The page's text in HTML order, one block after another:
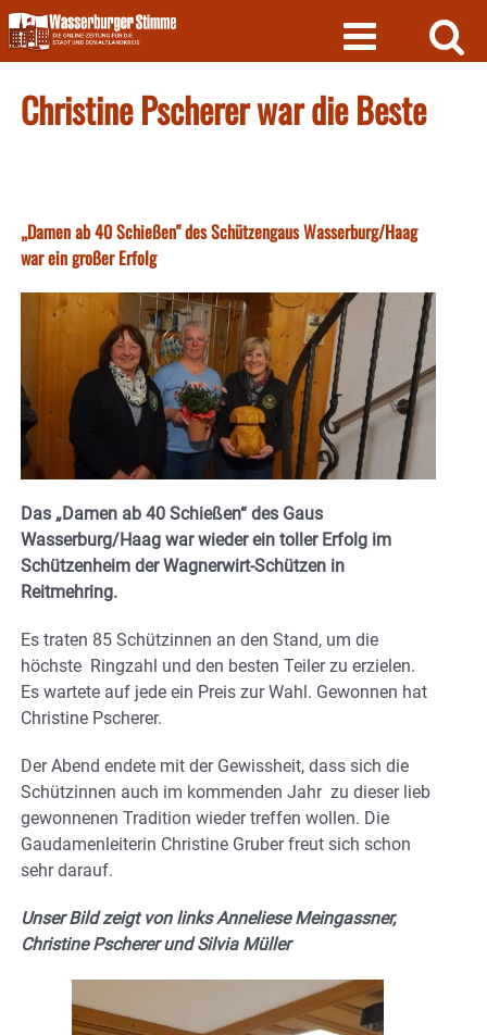
Skip
to
content
Christine Pscherer war die Beste
„Damen ab 40 Schießen" des Schützengaus Wasserburg/Haag
war ein großer Erfolg
Das „Damen ab 40 Schießen“ des Gaus
Wasserburg/Haag war wieder ein toller Erfolg im
Schützenheim der Wagnerwirt-Schützen in
Reitmehring.
Es traten 85 Schützinnen an den Stand, um die
höchste Ringzahl und den besten Teiler zu erzielen.
Es wartete auf jede ein Preis zur Wahl. Gewonnen hat
Christine Pscherer.
Der Abend endete mit der Gewissheit, dass sich die
Schützinnen auch im kommenden Jahr zu dieser lieb
gewonnenen Tradition wieder treffen wollen. Die
Gaudamenleiterin Christine Gruber freut sich schon
sehr darauf.
Unser Bild zeigt von links Anneliese Meingassner,
Christine Pscherer und Silvia Müller